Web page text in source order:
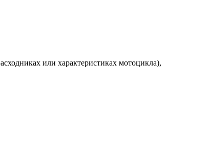
или характеристиках мотоцикла),